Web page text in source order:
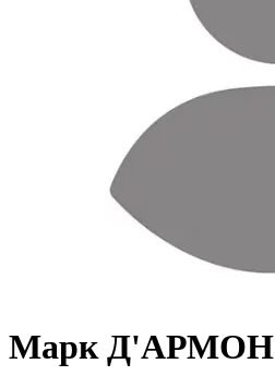
Марк Д'АРМОН